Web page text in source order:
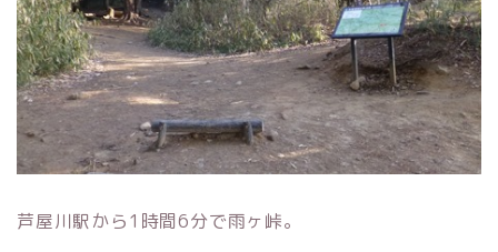
芦屋川駅から1時間6分で雨ヶ峠。